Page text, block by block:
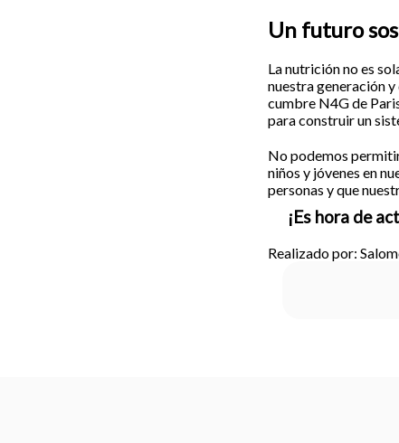
Un futuro
La nutrición no es
nuestra generación
cumbre N4G de
para construir un
No podemos
niños y jóvenes en
personas y que
¡Es hora de
Realizado por: